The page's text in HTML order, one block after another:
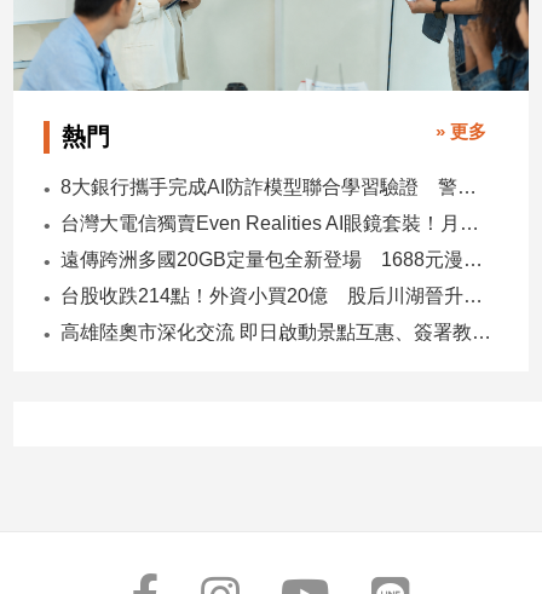
動
物
音
專
區
熱門 » 更多
8大銀行攜手完成AI防詐模型聯合學習驗證 警示帳戶準確度提升2倍
台灣大電信獨賣Even Realities AI眼鏡套裝！月付1399元 專案價3990
遠傳跨洲多國20GB定量包全新登場 1688元漫遊逾百國家！
台股收跌214點！外資小買20億 股后川湖晉升萬金股
高雄陸奧市深化交流 即日啟動景點互惠、簽署教育合作MOU